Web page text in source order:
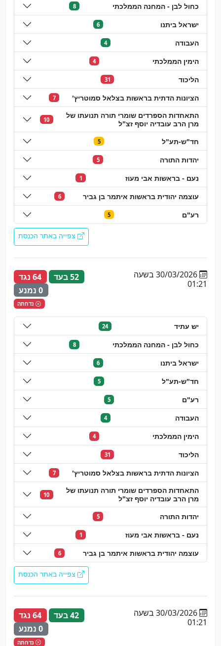
כחול לבן - המחנה הממלכתי 8
ישראל ביתנו 6
העבודה 4
הימין הממלכתי 4
הליכוד 31
הציונות הדתית בראשות בצלאל סמוטריץ' 7
התאחדות הספרדים שומרי תורה תנועתו של
מרן הרב עובדיה יוסף זצ"ל
10
חד"ש-תע"ל 5
יהדות התורה 5
נעם - בראשות אבי מעוז 1
עוצמה יהודית בראשות איתמר בן גביר 6
רע"ם 5
צפייה באתר הכנסת
30/03/2026 בשעה
01:21
52 בעד
64 נגד
0 נמנע
נדחתה
יש עתיד 24
כחול לבן - המחנה הממלכתי 8
ישראל ביתנו 6
חד"ש-תע"ל 5
רע"ם 5
העבודה 4
הימין הממלכתי 4
הליכוד 31
הציונות הדתית בראשות בצלאל סמוטריץ' 7
התאחדות הספרדים שומרי תורה תנועתו של
מרן הרב עובדיה יוסף זצ"ל
10
יהדות התורה 5
נעם - בראשות אבי מעוז 1
עוצמה יהודית בראשות איתמר בן גביר 6
צפייה באתר הכנסת
30/03/2026 בשעה
01:21
42 בעד
64 נגד
0 נמנע
נדחתה